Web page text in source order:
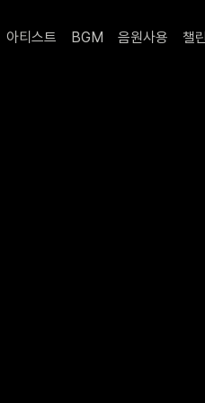
아티스트 BGM 음원사용 챌